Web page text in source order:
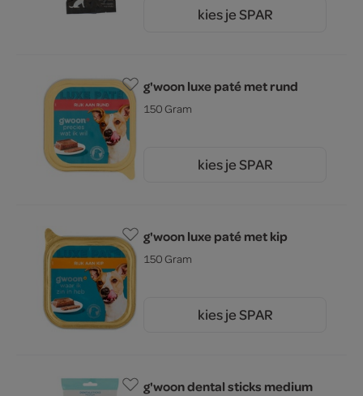
kies je SPAR
g'woon luxe paté met rund
150 Gram
kies je SPAR
g'woon luxe paté met kip
150 Gram
kies je SPAR
g'woon dental sticks medium